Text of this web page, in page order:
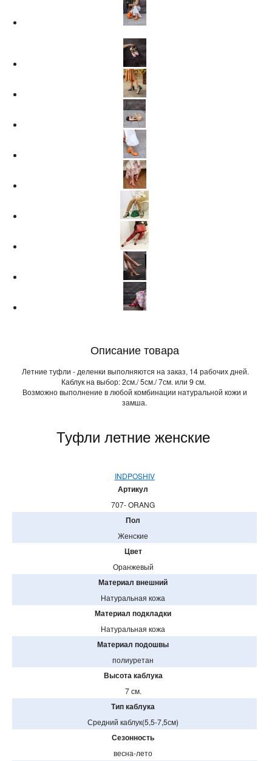
Описание товара
Летние туфли - деленки выполняются на заказ, 14 рабочих дней.
Каблук на выбор: 2см./ 5см./ 7см. или 9 см.
Возможно выполнение в любой комбинации натуральной кожи и
замша.
Туфли летние женские
INDPOSHIV
Артикул
707- ORANG
Пол
Женские
Цвет
Оранжевый
Материал внешний
Натуральная кожа
Материал подкладки
Натуральная кожа
Материал подошвы
полиуретан
Высота каблука
7 см.
Тип каблука
Средний каблук(5,5-7,5см)
Сезонность
весна-лето